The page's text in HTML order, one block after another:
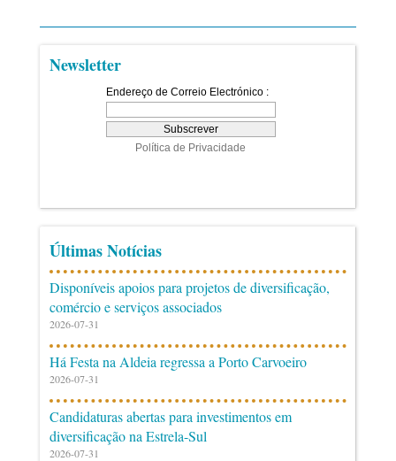
Newsletter
Últimas Notícias
Disponíveis apoios para projetos de diversificação,
comércio e serviços associados
2026-07-31
Há Festa na Aldeia regressa a Porto Carvoeiro
2026-07-31
Candidaturas abertas para investimentos em
diversificação na Estrela-Sul
2026-07-31